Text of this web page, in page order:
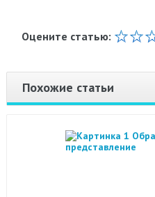
Оцените статью:
Похожие статьи